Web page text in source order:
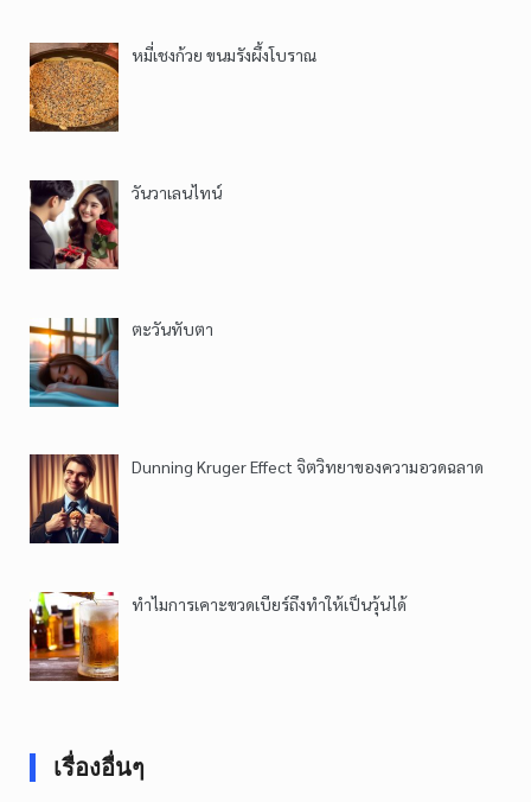
หมี่เชงก้วย ขนมรังผึ้งโบราณ
วันวาเลนไทน์
ตะวันทับตา
Dunning Kruger Effect จิตวิทยาของความอวดฉลาด
ทำไมการเคาะขวดเบียร์ถึงทำให้เป็นวุ้นได้
เรื่องอื่นๆ